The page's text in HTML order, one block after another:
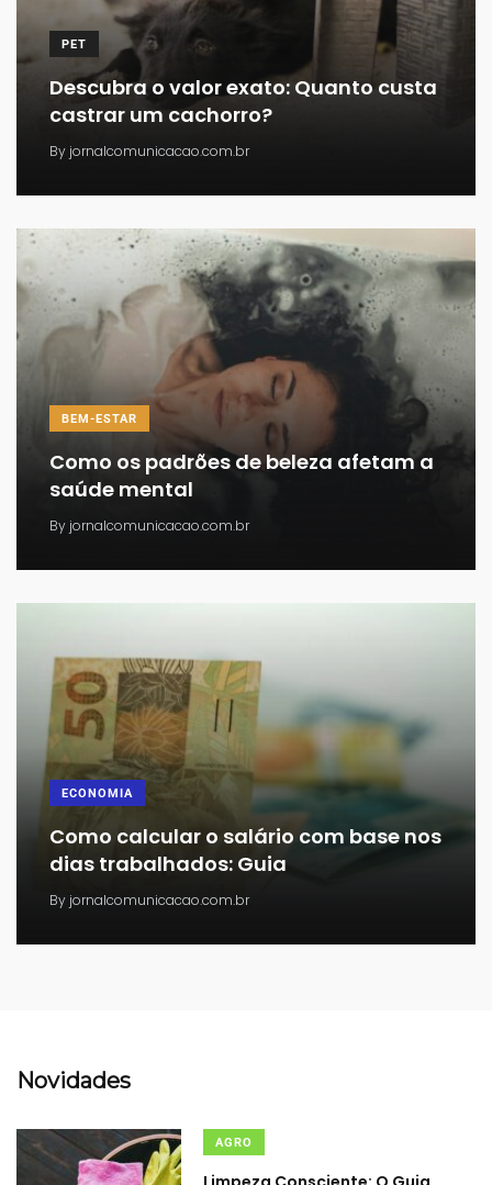
PET
Descubra o valor exato: Quanto custa
castrar um cachorro?
By jornalcomunicacao.com.br
BEM-ESTAR
Como os padrões de beleza afetam a
saúde mental
By jornalcomunicacao.com.br
ECONOMIA
Como calcular o salário com base nos
dias trabalhados: Guia
By jornalcomunicacao.com.br
Novidades
AGRO